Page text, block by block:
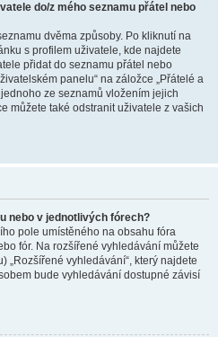
do/z mého seznamu přátel nebo
dvěma způsoby. Po kliknutí na
s profilem uživatele, kde najdete
přidat do seznamu přátel nebo
panelu“ na záložce „Přátelé a
ze seznamů vložením jejich
můžete také odstranit uživatele z vašich
nebo v jednotlivých fórech?
pole umístěného na obsahu fóra
fór. Na rozšířené vyhledávání můžete
„Rozšířené vyhledávání“, který najdete
bude vyhledávání dostupné závisí